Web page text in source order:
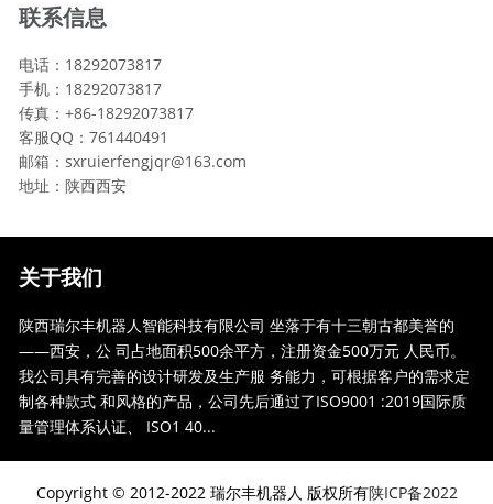
联系信息
电话：18292073817
手机：18292073817
传真：+86-18292073817
客服QQ：761440491
邮箱：sxruierfengjqr@163.com
地址：陕西西安
关于我们
陕西瑞尔丰机器人智能科技有限公司 坐落于有十三朝古都美誉的
——西安，公 司占地面积500余平方，注册资金500万元 人民币。
我公司具有完善的设计研发及生产服 务能力，可根据客户的需求定
制各种款式 和风格的产品，公司先后通过了ISO9001 :2019国际质
量管理体系认证、 ISO1 40...
Copyright © 2012-2022 瑞尔丰机器人 版权所有陕ICP备2022